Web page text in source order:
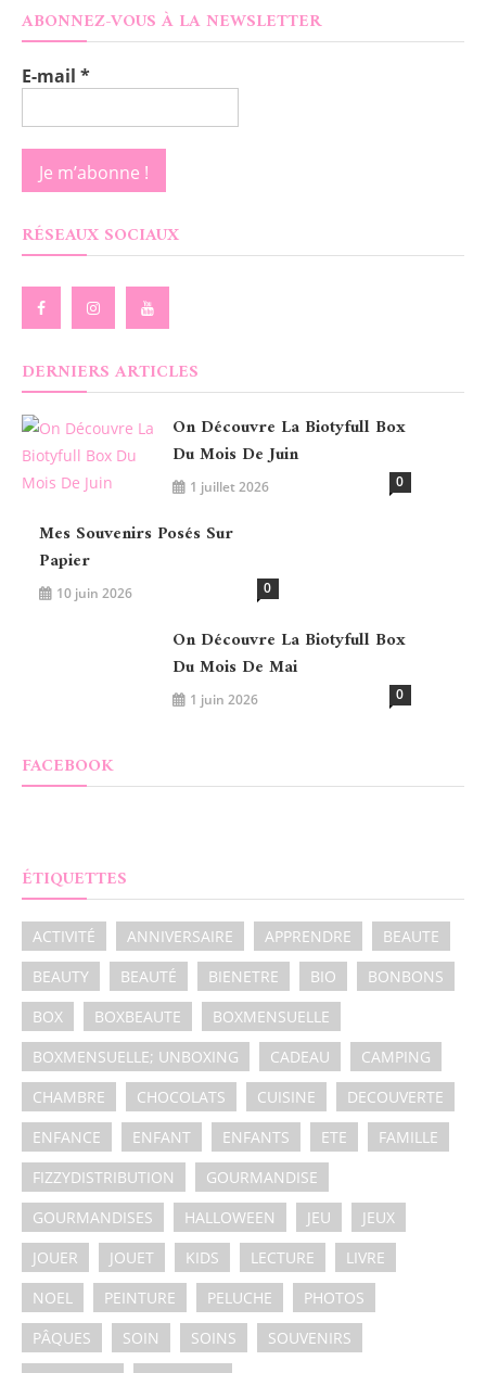
ABONNEZ-VOUS À LA NEWSLETTER
E-mail *
RÉSEAUX SOCIAUX
DERNIERS ARTICLES
On Découvre La Biotyfull Box
Du Mois De Juin
1 juillet 2026 0
Mes Souvenirs Posés Sur
Papier
10 juin 2026 0
On Découvre La Biotyfull Box
Du Mois De Mai
1 juin 2026 0
FACEBOOK
ÉTIQUETTES
ACTIVITÉ ANNIVERSAIRE APPRENDRE
BEAUTE
BEAUTY
BEAUTÉ BIENETRE BIO
BONBONS
BOX
BOXBEAUTE
BOXMENSUELLE
BOXMENSUELLE; UNBOXING
CADEAU
CAMPING
CHAMBRE
CHOCOLATS CUISINE
DECOUVERTE
ENFANCE
ENFANT ENFANTS ETE
FAMILLE
FIZZYDISTRIBUTION
GOURMANDISE
GOURMANDISES
HALLOWEEN JEU
JEUX
JOUER
JOUET KIDS LECTURE
LIVRE
NOEL
PEINTURE PELUCHE
PHOTOS
PÂQUES
SOIN SOINS
SOUVENIRS